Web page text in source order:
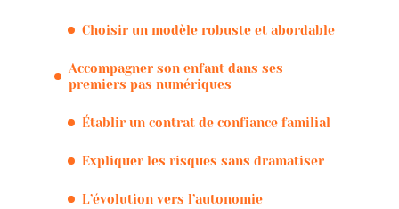
Choisir un modèle robuste et abordable
Accompagner son enfant dans ses
premiers pas numériques
Établir un contrat de confiance familial
Expliquer les risques sans dramatiser
L’évolution vers l’autonomie